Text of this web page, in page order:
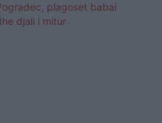
plagoset babai
djali i mitur